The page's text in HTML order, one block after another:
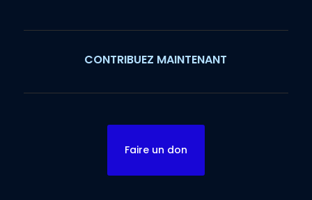
CONTRIBUEZ MAINTENANT
Faire un don